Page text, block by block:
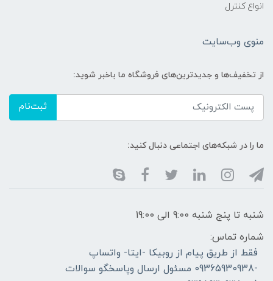
انواع کنترل
منوی وب‌سایت
از تخفیف‌ها و جدیدترین‌های فروشگاه ما باخبر شوید:
ثبت‌نام
ما را در شبکه‌های اجتماعی دنبال کنید:
شنبه تا پنج شنبه 9:00 الی 19:00
شماره تماس:
فقط از طریق پیام از روبیکا -ایتا- واتساپ
-09365930938 مسئول ارسال وپاسخگو سوالات